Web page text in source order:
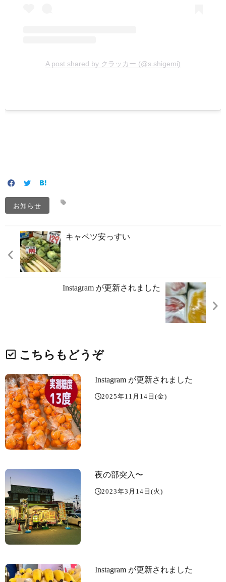
A post shared by クラッカー (@s.shigemi)
お知らせ
キャベツ安っすい️
Instagram が更新されました
こちらもどうぞ
Instagram が更新されました
2025年11月14日(金)
夜の部突入〜
2023年3月14日(火)
Instagram が更新されました